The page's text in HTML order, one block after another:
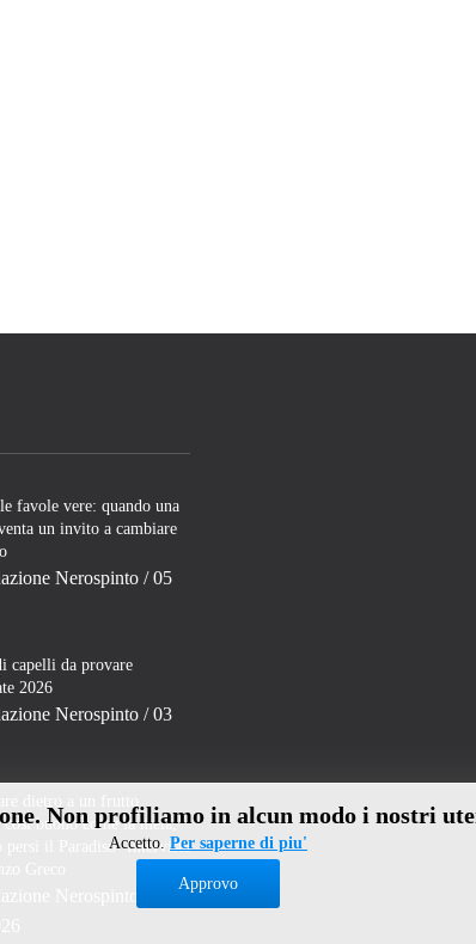
Non profiliamo in alcun modo i nostri
Accetto. Per saperne di piu'
Approvo
favole vere: quando una
un invito a cambiare
Nerospinto / 05
capelli da provare
2026
Nerospinto / 03
così buono come la mela,
persi il Paradiso- Intervista